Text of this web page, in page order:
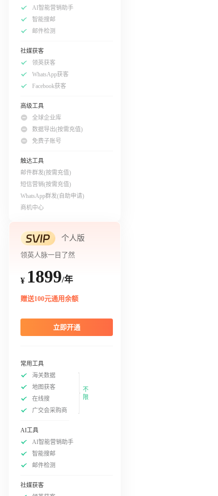
AI智能营销助手
智能搜邮
邮件检测
社媒获客
领英获客
WhatsApp获客
Facebook获客
高级工具
全球企业库
数据导出(按需充值)
免费子账号
触达工具
邮件群发(按需充值)
短信营销(按需充值)
WhatsApp群发(自助申请)
商机中心
个人版
领英人脉一目了然
¥ 1899/年
赠送100元通用余额
立即开通
常用工具
海关数据
地图获客
在线搜
广交会采购商
不
限
AI工具
AI智能营销助手
智能搜邮
邮件检测
社媒获客